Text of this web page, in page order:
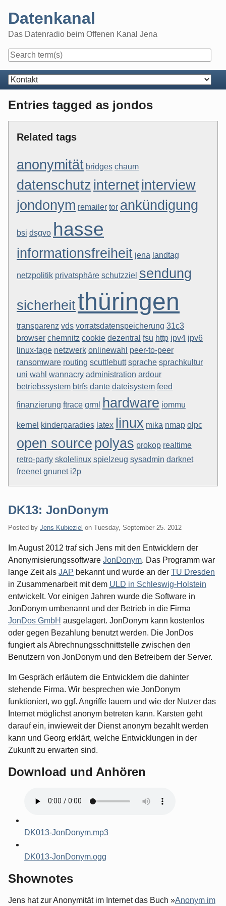
content
Datenkanal
Das Datenradio beim Offenen Kanal Jena
Navigation
Entries tagged as jondos
Related tags
anonymität bridges chaum
datenschutz internetinterview
jondonym remailer tor ankündigung
bsi dsgvo hasse
informationsfreiheit jena landtag
netzpolitik privatsphäre schutzziel sendung
sicherheitthüringen
transparenz vds vorratsdatenspeicherung 31c3
browser chemnitz cookie dezentral fsu http ipv4 ipv6
linux-tage netzwerk onlinewahl peer-to-peer
ransomware routing scuttlebutt sprache sprachkultur
uni wahl wannacry administration ardour
betriebssystem btrfs dante dateisystem feed
finanzierung ftrace grml hardware iommu
kernel kinderparadies latex linux mika nmap olpc
open source polyas prokop realtime
retro-party skolelinux spielzeug sysadmin darknet
freenet gnunet i2p
DK13: JonDonym
Posted by Jens Kubieziel on Tuesday, September 25. 2012
Im August 2012 traf sich Jens mit den Entwicklern der
Anonymisierungssoftware JonDonym. Das Programm war
lange Zeit als JAP bekannt und wurde an der TU Dresden
in Zusammenarbeit mit dem ULD in Schleswig-Holstein
entwickelt. Vor einigen Jahren wurde die Software in
JonDonym umbenannt und der Betrieb in die Firma
JonDos GmbH ausgelagert. JonDonym kann kostenlos
oder gegen Bezahlung benutzt werden. Die JonDos
fungiert als Abrechnungsschnittstelle zwischen den
Benutzern von JonDonym und den Betreibern der Server.
Im Gespräch erläutern die Entwicklern die dahinter
stehende Firma. Wir besprechen wie JonDonym
funktioniert, wo ggf. Angriffe lauern und wie der Nutzer das
Internet möglichst anonym betreten kann. Karsten geht
darauf ein, inwieweit der Dienst anonym bezahlt werden
kann und Georg erklärt, welche Entwicklungen in der
Zukunft zu erwarten sind.
Download und Anhören
DK013-JonDonym.mp3
DK013-JonDonym.ogg
Shownotes
Jens hat zur Anonymität im Internet das Buch »Anonym im